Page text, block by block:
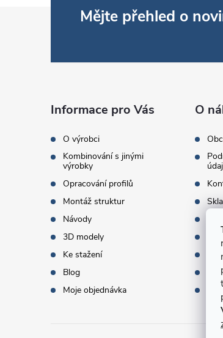
Mějte přehled o
Informace pro Vás
O výrobci
Kombinování s jinými
výrobky
Opracování profilů
Montáž struktur
Návody
3D modely
Ke stažení
Blog
Moje objednávka
O